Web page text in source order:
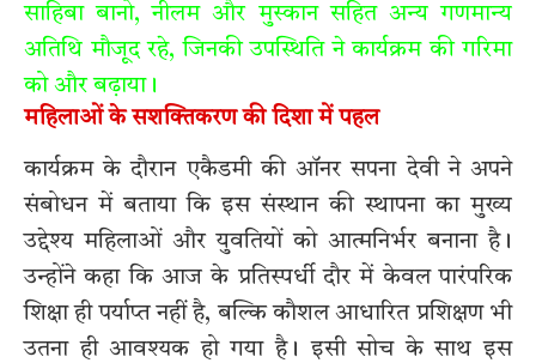
साहिबा बानो, नीलम और मुस्कान सहित अन्य गणमान्य
अतिथि मौजूद रहे, जिनकी उपस्थिति ने कार्यक्रम की गरिमा
को और बढ़ाया।
महिलाओं के सशक्तिकरण की दिशा में पहल
कार्यक्रम के दौरान एकैडमी की ऑनर सपना देवी ने अपने
संबोधन में बताया कि इस संस्थान की स्थापना का मुख्य
उद्देश्य महिलाओं और युवतियों को आत्मनिर्भर बनाना है।
उन्होंने कहा कि आज के प्रतिस्पर्धी दौर में केवल पारंपरिक
शिक्षा ही पर्याप्त नहीं है, बल्कि कौशल आधारित प्रशिक्षण भी
उतना ही आवश्यक हो गया है। इसी सोच के साथ इस